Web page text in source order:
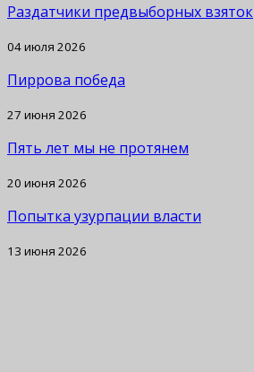
Раздатчики предвыборных взяток
04 июля 2026
Пиррова победа
27 июня 2026
Пять лет мы не протянем
20 июня 2026
Попытка узурпации власти
13 июня 2026